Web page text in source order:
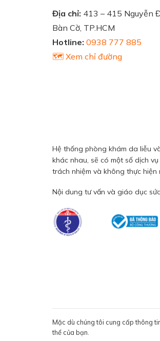
Địa chỉ: 413 – 415 Nguyễn
Bàn Cờ, TP.HCM
Hotline: 0938 777 885
🗺️ Xem chỉ đường
Hệ thống phòng khám da liễu
khác nhau, sẽ có một số dịch
trách nhiệm và không thực hiện
Nội dung tư vấn và giáo dục
Mặc dù chúng tôi cung cấp thông
thể của bạn.